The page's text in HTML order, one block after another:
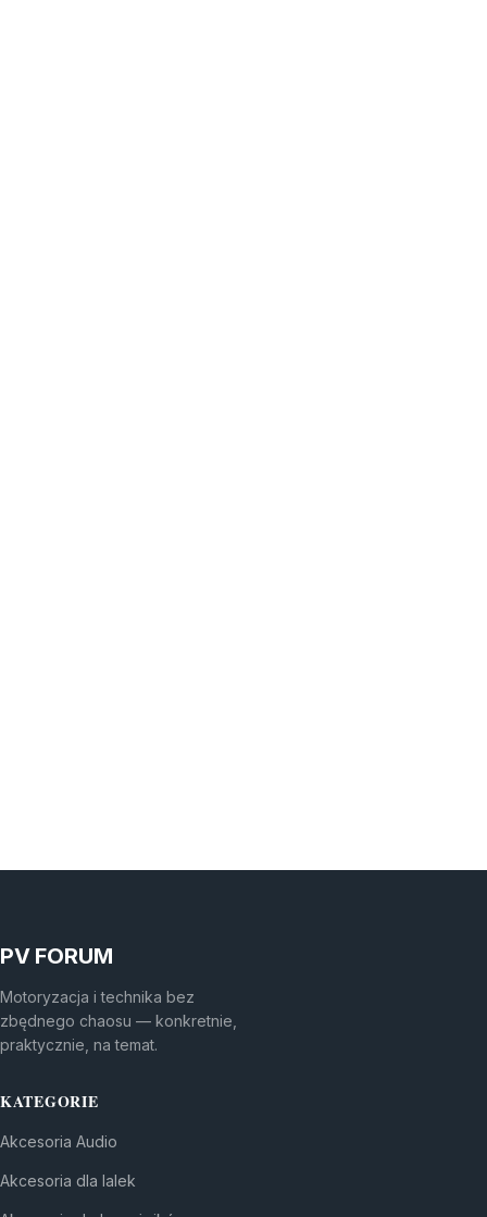
PV FORUM
Motoryzacja i technika bez
zbędnego chaosu — konkretnie,
praktycznie, na temat.
KATEGORIE
Akcesoria Audio
Akcesoria dla lalek